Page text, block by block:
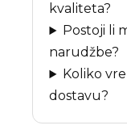
kvaliteta?
Postoji li
narudžbe?
Koliko
dostavu?